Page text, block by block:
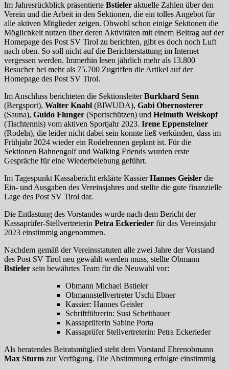
Im Jahresrückblick präsentierte Bstieler aktuelle Zahlen über den
Verein und die Arbeit in den Sektionen, die ein tolles Angebot für
alle aktiven Mitglieder zeigen. Obwohl schon einige Sektionen die
Möglichkeit nutzen über deren Aktivitäten mit einem Beitrag auf der
Homepage des Post SV Tirol zu berichten, gibt es doch noch Luft
nach oben. So soll nicht auf die Berichterstattung im Internet
vergessen werden. Immerhin lesen jährlich mehr als 13.800
Besucher bei mehr als 75.700 Zugriffen die Artikel auf der
Homepage des Post SV Tirol.
Im Anschluss berichteten die SektionsleiterBurkhard Senn
(Bergsport), Walter Knabl (BIWUDA), Gabi Obernosterer
(Sauna), Guido Flunger (Sportschützen) und Helmuth Weiskopf
(Tischtennis) vom aktiven Sportjahr 2023. Irene Eppensteiner
(Rodeln), die leider nicht dabei sein konnte ließ verkünden, dass im
Frühjahr 2024 wieder ein Rodelrennen geplant ist. Für die
Sektionen Bahnengolf und Walking Friends wurden erste
Gespräche für eine Wiederbelebung geführt.
Im Tagespunkt Kassabericht erklärte KassierHannes Geisler die
Ein- und Ausgaben des Vereinsjahres und stellte die gute finanzielle
Lage des Post SV Tirol dar.
Die Entlastung des Vorstandes wurde nach dem Bericht der
Kassaprüfer-Stellvertreterin Petra Eckerieder für das Vereinsjahr
2023 einstimmig angenommen.
Nachdem gemäß der Vereinsstatuten alle zwei Jahre der Vorstand
des Post SV Tirol neu gewählt werden muss, stellte Obmann
Bstieler sein bewährtes Team für die Neuwahl vor:
Obmann Michael Bstieler
Obmannstellvertreter Uschi Ebner
Kassier: Hannes Geisler
Schriftführerin: Susi Scheithauer
Kassaprüferin Sabine Porta
Kassaprüfer Stellvertreterin: Petra Eckerieder
Als beratendes Beiratsmitglied steht dem Vorstand Ehrenobmann
Max Sturm zur Verfügung. Die Abstimmung erfolgte einstimmig